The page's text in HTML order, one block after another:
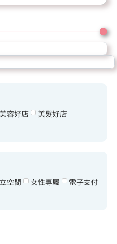
美容好店
美髮好店
空間 女性專屬
電子支付